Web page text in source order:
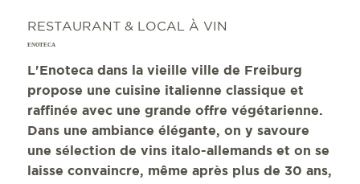
RESTAURANT & LOCAL À VIN
ENOTECA
L'Enoteca dans la vieille ville de Freiburg
propose une cuisine italienne classique et
raffinée avec une grande offre végétarienne.
Dans une ambiance élégante, on y savoure
une sélection de vins italo-allemands et on se
laisse convaincre, même après plus de 30 ans,